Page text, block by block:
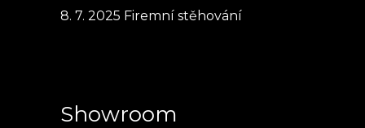
8. 7. 2025 Firemní stěhování
Showroom